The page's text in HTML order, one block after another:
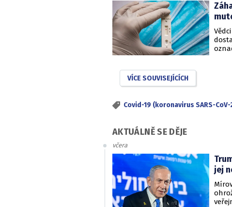
však
VÍCE SOUVISEJÍCÍCH
Covid-19 (koronavirus SARS-CoV-
AKTUÁLNĚ SE DĚJE
včera
jej